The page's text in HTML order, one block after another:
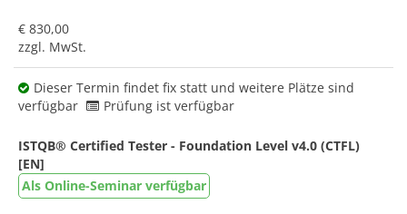
€ 830,00
zzgl. MwSt.
Dieser Termin findet fix statt und weitere Plätze sind
verfügbar
Prüfung ist verfügbar
ISTQB® Certified Tester - Foundation Level v4.0 (CTFL)
[EN]
Als Online-Seminar verfügbar